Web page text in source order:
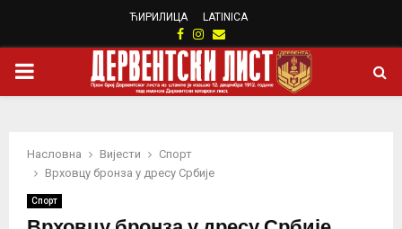
ЋИРИЛИЦА LATINICA
Facebook
Instagram
Email
PRIMARY
Насловна Вијести
Спорт
Врховцу бронза у дресу Србије
Спорт